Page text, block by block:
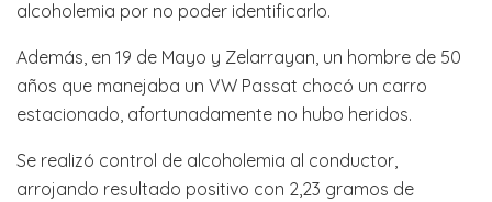
alcoholemia por no poder identificarlo.
Además, en 19 de Mayo y Zelarrayan, un hombre de 50
años que manejaba un VW Passat chocó un carro
estacionado, afortunadamente no hubo heridos.
Se realizó control de alcoholemia al conductor,
arrojando resultado positivo con 2,23 gramos de